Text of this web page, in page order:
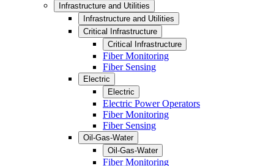
Infrastructure and Utilities
Infrastructure and Utilities
Critical Infrastructure
Critical Infrastructure
Fiber Monitoring
Fiber Sensing
Electric
Electric
Electric Power Operators
Fiber Monitoring
Fiber Sensing
Oil-Gas-Water
Oil-Gas-Water
Fiber Monitoring